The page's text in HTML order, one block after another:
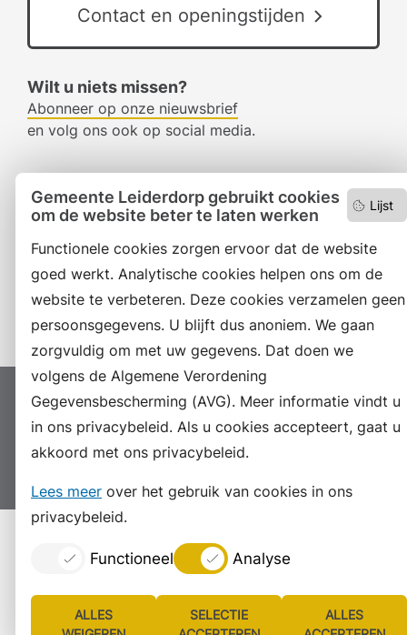
Lijst
Gemeente Leiderdorp gebruikt cookies
om de website beter te laten werken
Functionele cookies zorgen ervoor dat de website
goed werkt. Analytische cookies helpen ons om de
website te verbeteren. Deze cookies verzamelen geen
persoonsgegevens. U blijft dus anoniem. We gaan
zorgvuldig om met uw gegevens. Dat doen we
volgens de Algemene Verordening
Gegevensbescherming (AVG). Meer informatie vindt u
in ons privacybeleid. Als u cookies accepteert, gaat u
akkoord met ons privacybeleid.
Lees meer over het gebruik van cookies in ons
privacybeleid.
Functioneel Analyse
ALLES
SELECTIE
ALLES
Contact en openingstijden
Wilt u niets missen?
Abonneer op onze nieuwsbrief
en volg ons ook op social media.
Facebook
LinkedIn
Instagram
Proclaimer Colofon
Toegankelijkheid
Sitemap
Privacyverklaring
Servicenormen
Archief Vacatures